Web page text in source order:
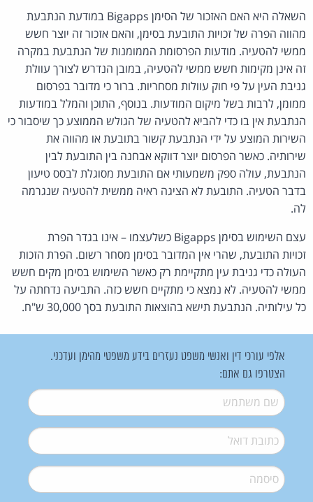
השאלה היא האם האזכור של הסימן Bigapps במודעת הנתבעת
מהווה הפרה של זכויות התובעת בסימן, והאם אזכור זה יוצר חשש
ממשי להטעיה. מודעות הפרסומת הממומנות של הנתבעת במקרה
זה אינן מקימות חשש ממשי להטעיה, במובן הנדרש לצורך עוולת
גניבת העין על פי חוק עוולות מסחריות. ברור כי מדובר בפרסום
ממומן, לרבות בשל מיקום המודעות. בנוסף, התוכן והמלל במודעות
הנתבעת אין בו כדי להביא להטעיה של הגולש הממוצע כך שיסבור כי
השירות המוצע על ידי הנתבעת קשור בתובעת או מהווה את
שירותיה. כאשר הפרסום יוצר דווקא אבחנה בין התובעת לבין
הנתבעת, עולה ספק משמעותי אם התובעת מסוגלת לבסס טיעון
בדבר הטעיה. התובעת לא הציגה ראיה ממשית להטעיה שנגרמה
לה.
עצם השימוש בסימן Bigapps כשלעצמו – אינו בגדר הפרת
זכויות התובעת, שהרי אין המדובר בסימן מסחר רשום. הפרת הזכות
העולה כדי גניבת עין מתקיימת רק כאשר השימוש בסימן מקים חשש
ממשי להטעיה. לא נמצא כי מתקיים חשש כזה. התביעה נדחתה על
כל עילותיה. הנתבעת תישא בהוצאות התובעת בסך 30,000 ש"ח.
אלפי עורכי דין ואנשי משפט נעזרים בידע משפטי מהימן ועדכני.
הצטרפו גם אתם:
שם משתמש*
דואל*
סיסמה*